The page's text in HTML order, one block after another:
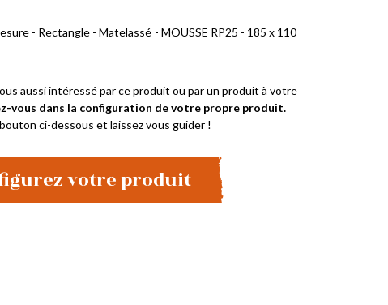
- Rectangle - Matelassé - MOUSSE RP25 - 185 x 110
aussi intéressé par ce produit ou par un produit à votre
vous dans la configuration de votre propre produit.
ci-dessous et laissez vous guider !
votre produit